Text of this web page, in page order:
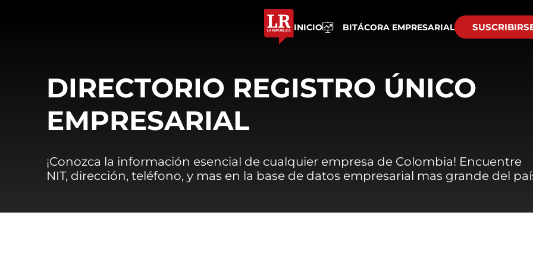
INICIO BITÁCORA EMPRESARIAL
DIRECTORIO REGISTRO ÚNICO
EMPRESARIAL
¡Conozca la información esencial de cualquier empresa de Colombia! Encuentre
NIT, dirección, teléfono, y mas en la base de datos empresarial mas grande del